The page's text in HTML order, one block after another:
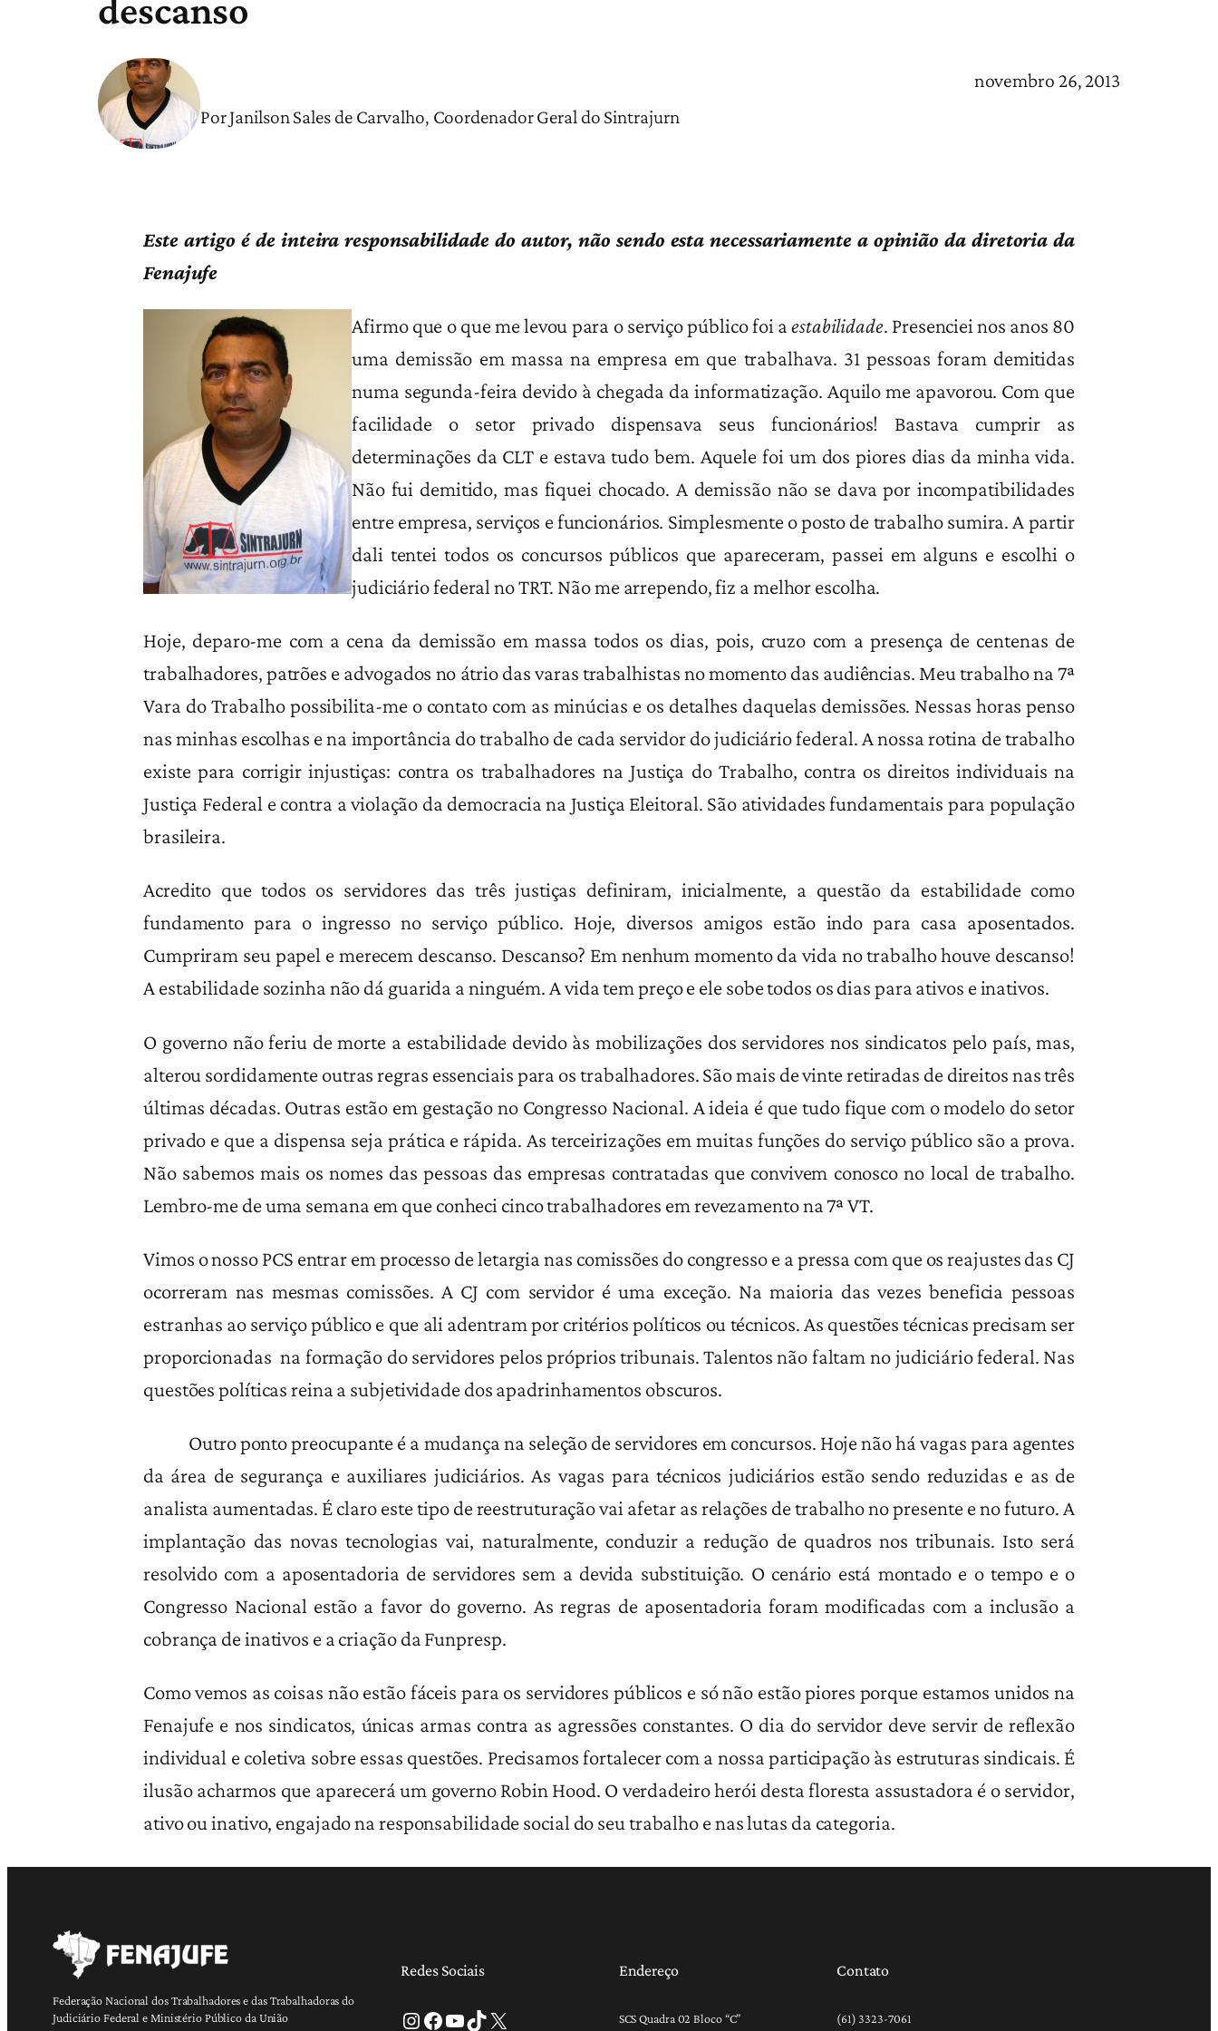
descanso
novembro 26, 2013
Por Janilson Sales de Carvalho, Coordenador Geral do Sintrajurn
Este artigo é de inteira responsabilidade do autor, não sendo esta necessariamente a opinião da diretoria da
Fenajufe
Afirmo que o que me levou para o serviço público foi aestabilidade. Presenciei nos anos 80
uma demissão em massa na empresa em que trabalhava. 31 pessoas foram demitidas
numa segunda-feira devido à chegada da informatização. Aquilo me apavorou. Com que
facilidade o setor privado dispensava seus funcionários! Bastava cumprir as
determinações da CLT e estava tudo bem. Aquele foi um dos piores dias da minha vida.
Não fui demitido, mas fiquei chocado. A demissão não se dava por incompatibilidades
entre empresa, serviços e funcionários. Simplesmente o posto de trabalho sumira. A partir
dali tentei todos os concursos públicos que apareceram, passei em alguns e escolhi o
judiciário federal no TRT. Não me arrependo, fiz a melhor escolha.
Hoje, deparo-me com a cena da demissão em massa todos os dias, pois, cruzo com a presença de centenas de
trabalhadores, patrões e advogados no átrio das varas trabalhistas no momento das audiências. Meu trabalho na 7ª
Vara do Trabalho possibilita-me o contato com as minúcias e os detalhes daquelas demissões. Nessas horas penso
nas minhas escolhas e na importância do trabalho de cada servidor do judiciário federal. A nossa rotina de trabalho
existe para corrigir injustiças: contra os trabalhadores na Justiça do Trabalho, contra os direitos individuais na
Justiça Federal e contra a violação da democracia na Justiça Eleitoral. São atividades fundamentais para população
brasileira.
Acredito que todos os servidores das três justiças definiram, inicialmente, a questão da estabilidade como
fundamento para o ingresso no serviço público. Hoje, diversos amigos estão indo para casa aposentados.
Cumpriram seu papel e merecem descanso. Descanso? Em nenhum momento da vida no trabalho houve descanso!
A estabilidade sozinha não dá guarida a ninguém. A vida tem preço e ele sobe todos os dias para ativos e inativos.
O governo não feriu de morte a estabilidade devido às mobilizações dos servidores nos sindicatos pelo país, mas,
alterou sordidamente outras regras essenciais para os trabalhadores. São mais de vinte retiradas de direitos nas três
últimas décadas. Outras estão em gestação no Congresso Nacional. A ideia é que tudo fique com o modelo do setor
privado e que a dispensa seja prática e rápida. As terceirizações em muitas funções do serviço público são a prova.
Não sabemos mais os nomes das pessoas das empresas contratadas que convivem conosco no local de trabalho.
Lembro-me de uma semana em que conheci cinco trabalhadores em revezamento na 7ª VT.
Vimos o nosso PCS entrar em processo de letargia nas comissões do congresso e a pressa com que os reajustes das CJ
ocorreram nas mesmas comissões. A CJ com servidor é uma exceção. Na maioria das vezes beneficia pessoas
estranhas ao serviço público e que ali adentram por critérios políticos ou técnicos. As questões técnicas precisam ser
proporcionadas na formação do servidores pelos próprios tribunais. Talentos não faltam no judiciário federal. Nas
questões políticas reina a subjetividade dos apadrinhamentos obscuros.
Outro ponto preocupante é a mudança na seleção de servidores em concursos. Hoje não há vagas para agentes
da área de segurança e auxiliares judiciários. As vagas para técnicos judiciários estão sendo reduzidas e as de
analista aumentadas. É claro este tipo de reestruturação vai afetar as relações de trabalho no presente e no futuro. A
implantação das novas tecnologias vai, naturalmente, conduzir a redução de quadros nos tribunais. Isto será
resolvido com a aposentadoria de servidores sem a devida substituição. O cenário está montado e o tempo e o
Congresso Nacional estão a favor do governo. As regras de aposentadoria foram modificadas com a inclusão a
cobrança de inativos e a criação da Funpresp.
Como vemos as coisas não estão fáceis para os servidores públicos e só não estão piores porque estamos unidos na
Fenajufe e nos sindicatos, únicas armas contra as agressões constantes. O dia do servidor deve servir de reflexão
individual e coletiva sobre essas questões. Precisamos fortalecer com a nossa participação às estruturas sindicais. É
ilusão acharmos que aparecerá um governo Robin Hood. O verdadeiro herói desta floresta assustadora é o servidor,
ativo ou inativo, engajado na responsabilidade social do seu trabalho e nas lutas da categoria.
Federação Nacional dos Trabalhadores e das Trabalhadoras do
Judiciário Federal e Ministério Público da União
Redes Sociais
Instagram Facebook Youtube TikTok X
Endereço
SCS Quadra 02 Bloco “C”
Contato
(61) 3323-7061